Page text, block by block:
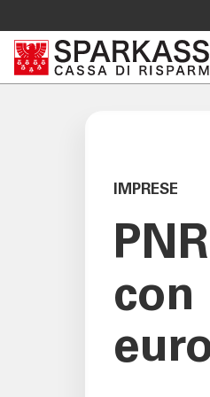
Sparkasse Startup
Incassi & Pagamenti
IMPRESE
con